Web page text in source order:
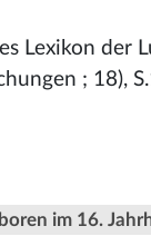
Lexikon
; 18),
im 16.